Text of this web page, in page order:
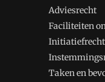
Adviesrecht
Faciliteiten
Taken en